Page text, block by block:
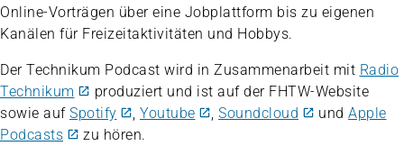
Online-Vorträgen über eine Jobplattform bis zu eigenen
Kanälen für Freizeitaktivitäten und Hobbys.
Der Technikum Podcast wird in Zusammenarbeit mit Radio
Technikum
produziert und ist auf der FHTW-Website
sowie auf Spotify , Youtube , Soundcloud und Apple
Podcasts
zu hören.